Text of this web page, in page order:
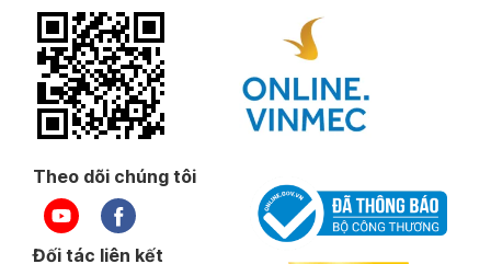
Theo dõi chúng tôi
Đối tác liên kết